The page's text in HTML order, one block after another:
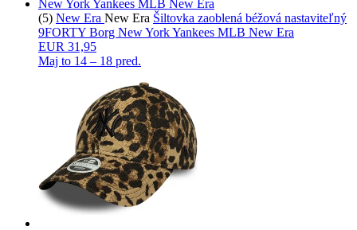
(5) New Era New Era Šiltovka zaoblená béžová nastaviteľný
9FORTY Borg New York Yankees MLB New Era
EUR 31,95
Maj to 14 – 18 pred.